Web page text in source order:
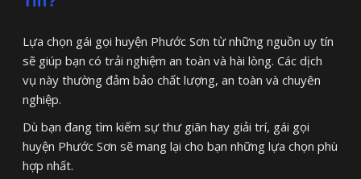
Lựa chọn gái gọi huyện Phước Sơn từ những nguồn uy tín
sẽ giúp bạn có trải nghiệm an toàn và hài lòng. Các dịch
vụ này thường đảm bảo chất lượng, an toàn và chuyên
nghiệp.
Dù bạn đang tìm kiếm sự thư giãn hay giải trí, gái gọi
huyện Phước Sơn sẽ mang lại cho bạn những lựa chọn phù
hợp nhất.